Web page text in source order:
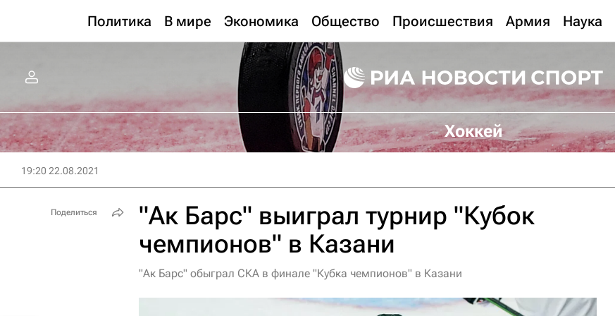
Политика В мире Экономика Общество Происшествия Армия Наука
Хоккей
19:20 22.08.2021
"Ак Барс" выиграл турнир "Кубок
чемпионов" в Казани
"Ак Барс" обыграл СКА в финале "Кубка чемпионов" в Казани
Поделиться